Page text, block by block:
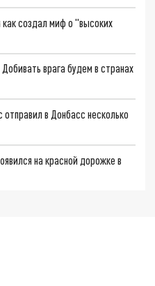
создал миф о "высоких
врага будем в странах
в Донбасс несколько
на красной дорожке в